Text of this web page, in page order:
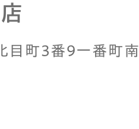
目町3番9一番町南